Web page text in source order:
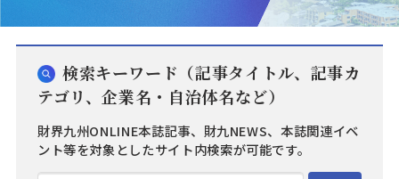
検索キーワード（記事タイトル、記事カ
テゴリ、企業名・自治体名など）
財界九州ONLINE本誌記事、財九NEWS、本誌関連イベ
ント等を対象としたサイト内検索が可能です。